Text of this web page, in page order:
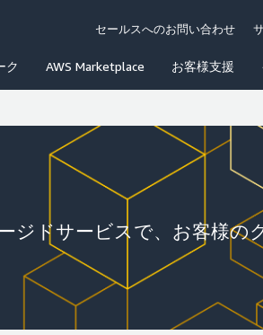
ク AWS Marketplace お客様支援
セールスへのお問い合わせ
ドサービスで、お客様の